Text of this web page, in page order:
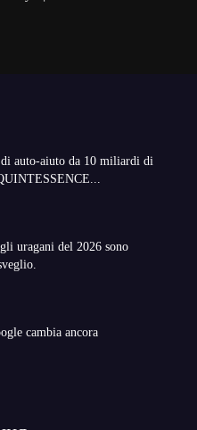
auto-aiuto da 10 miliardi di
uragani del 2026 sono
cambia ancora